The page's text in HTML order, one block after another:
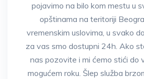
pojavimo na bilo kom mestu u
opštinama na teritoriji
vremenskim uslovima, u svako
za vas smo dostupni 24h. Ako
nas pozovite i mi ćemo stići do
mogućem roku. Šlep služba